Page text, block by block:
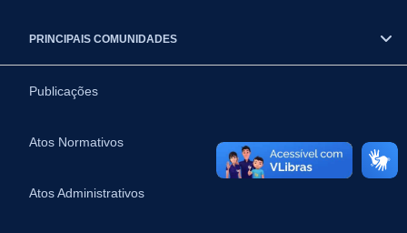
PRINCIPAIS COMUNIDADES
Publicações
Atos Normativos
Atos Administrativos